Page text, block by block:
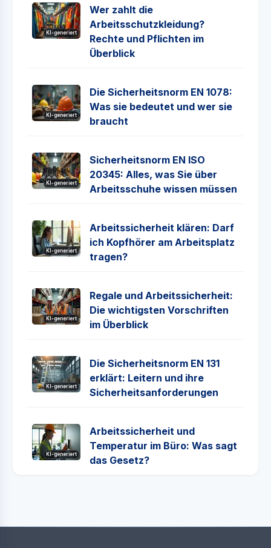
KI-generiert
Wer zahlt die
Arbeitsschutzkleidung?
Rechte und Pflichten im
Überblick
KI-generiert
Die Sicherheitsnorm EN 1078:
Was sie bedeutet und wer sie
braucht
KI-generiert
Sicherheitsnorm EN ISO
20345: Alles, was Sie über
Arbeitsschuhe wissen müssen
KI-generiert
Arbeitssicherheit klären: Darf
ich Kopfhörer am Arbeitsplatz
tragen?
KI-generiert
Regale und Arbeitssicherheit:
Die wichtigsten Vorschriften
im Überblick
KI-generiert
Die Sicherheitsnorm EN 131
erklärt: Leitern und ihre
Sicherheitsanforderungen
KI-generiert
Arbeitssicherheit und
Temperatur im Büro: Was sagt
das Gesetz?